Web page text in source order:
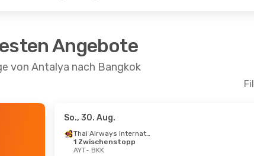
Angebote
von Antalya nach Bangkok
- Mi., 26. Aug.
So., 30. Aug.
Thai Airways International
1 Zwischenstopp
AYT- BKK